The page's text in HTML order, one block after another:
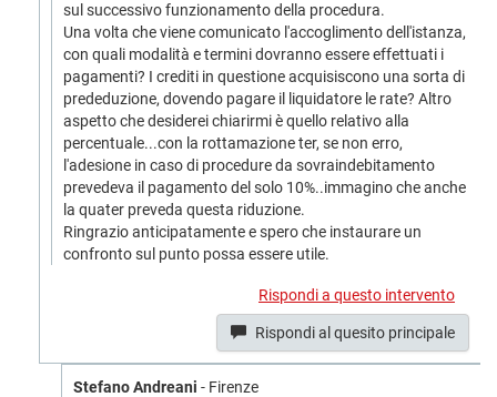
sul successivo funzionamento della procedura.
Una volta che viene comunicato l'accoglimento dell'istanza,
con quali modalità e termini dovranno essere effettuati i
pagamenti? I crediti in questione acquisiscono una sorta di
prededuzione, dovendo pagare il liquidatore le rate? Altro
aspetto che desiderei chiarirmi è quello relativo alla
percentuale...con la rottamazione ter, se non erro,
l'adesione in caso di procedure da sovraindebitamento
prevedeva il pagamento del solo 10%..immagino che anche
la quater preveda questa riduzione.
Ringrazio anticipatamente e spero che instaurare un
confronto sul punto possa essere utile.
Rispondi a questo intervento
Rispondi al quesito principale
Stefano Andreani - Firenze